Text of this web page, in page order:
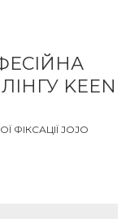
KEEN
ФІКСАЦІЇ JOJO